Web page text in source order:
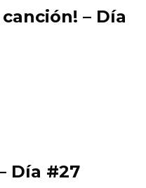
– Día
Día #27